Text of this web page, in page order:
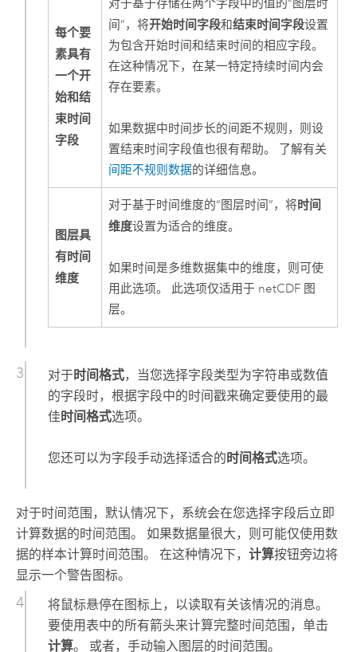
每个要
素具有
一个开
始和结
束时间
字段
对于基于存储在两个字段中的值的“图层时
间”，将开始时间字段和结束时间字段设置
为包含开始时间和结束时间的相应字段。
在这种情况下，在某一特定持续时间内会
存在要素。
如果数据中时间步长的间距不规则，则设
置结束时间字段值也很有帮助。 了解有关
间距不规则数据的详细信息。
图层具
有时间
维度
对于基于时间维度的“图层时间”，将时间
维度设置为适合的维度。
如果时间是多维数据集中的维度，则可使
用此选项。 此选项仅适用于 netCDF 图
层。
对于时间格式，当您选择字段类型为字符串或数值
的字段时，根据字段中的时间戳来确定要使用的最
佳时间格式选项。
您还可以为字段手动选择适合的 时间格式选项。
对于时间范围，默认情况下，系统会在您选择字段后立即
计算数据的时间范围。 如果数据量很大，则可能仅使用数
据的样本计算时间范围。 在这种情况下， 计算按钮旁边将
显示一个警告图标。
将鼠标悬停在图标上，以读取有关该情况的消息。
要使用表中的所有箭头来计算完整时间范围，单击
计算。 或者，手动输入图层的时间范围。